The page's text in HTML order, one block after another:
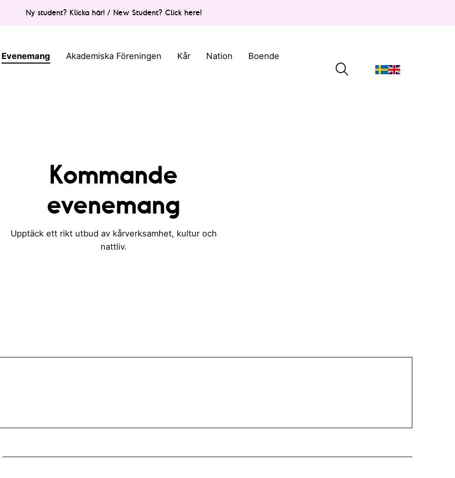
Ny student? Klicka här! / New Student? Click here!
Evenemang Akademiska Föreningen Kår Nation Boende
Kommande
evenemang
Upptäck ett rikt utbud av kårverksamhet, kultur och
nattliv.